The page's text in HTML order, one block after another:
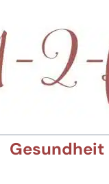
Gesundheit